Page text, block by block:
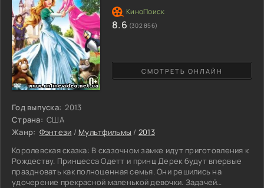
Год выпуска: 2013
Страна: США
Жанр: Фэнтези / Мультфильмы / 2013
Королевская сказка: В сказочном замке идут приготовления к
Рождеству. Принцесса Одетт и принц Дерек будут впервые
праздновать как полноценная семья. Они решились на
удочерение прекрасной маленькой девочки. Задачей
СМОТРЕТЬ ОНЛАЙН
8.6 (302 856)